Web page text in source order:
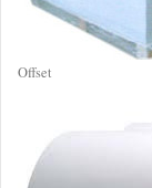
Offset